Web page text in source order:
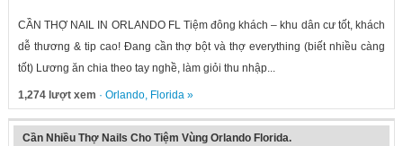
CẦN THỢ NAIL IN ORLANDO FL Tiệm đông khách – khu dân cư tốt, khách
dễ thương & tip cao! Đang cần thợ bột và thợ everything (biết nhiều càng
tốt) Lương ăn chia theo tay nghề, làm giỏi thu nhập...
1,274 lượt xem · Orlando, Florida»
Cần Nhiều Thợ Nails Cho Tiệm Vùng Orlando Florida.